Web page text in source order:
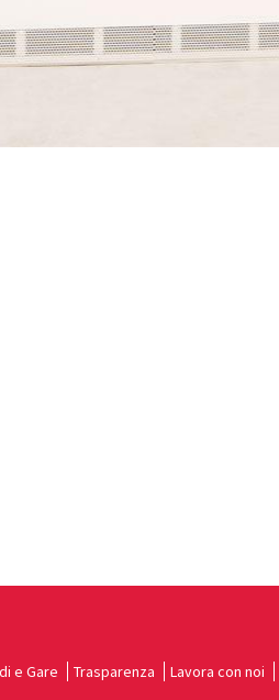
e Gare Trasparenza Lavora con noi